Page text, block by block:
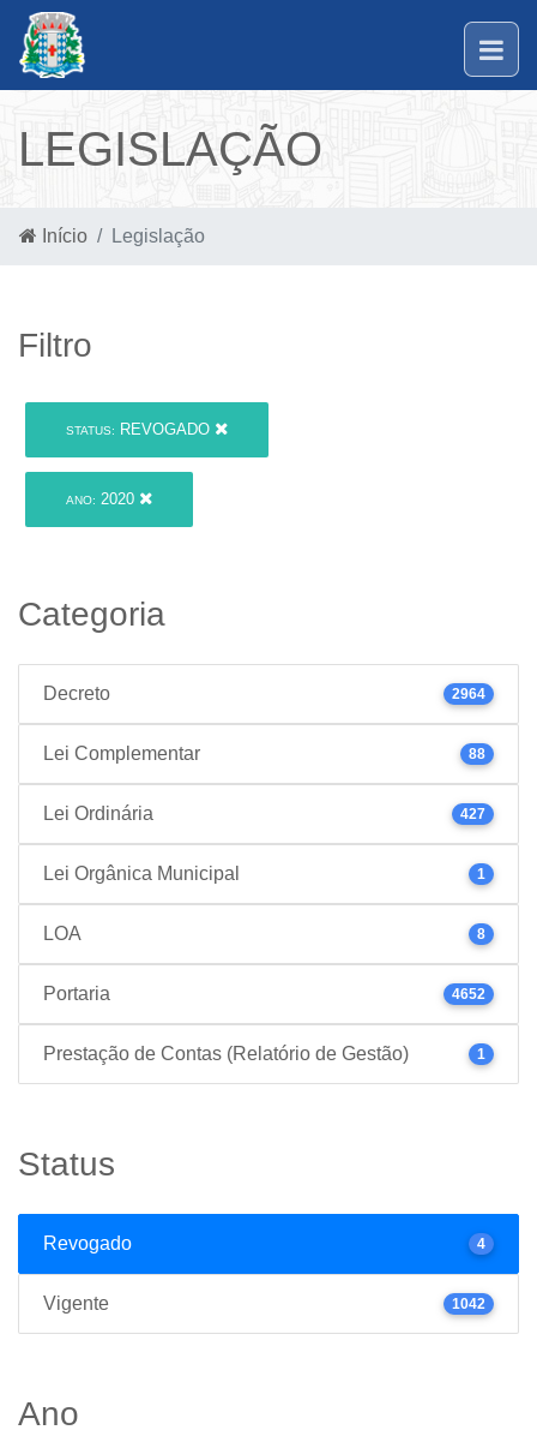
LEGISLAÇÃO
Início Legislação
Filtro
STATUS: REVOGADO
ANO: 2020
Categoria
Decreto 2964
Lei Complementar 88
Lei Ordinária 427
Lei Orgânica Municipal 1
LOA 8
Portaria 4652
Prestação de Contas (Relatório de Gestão) 1
Status
Revogado 4
Vigente 1042
Ano